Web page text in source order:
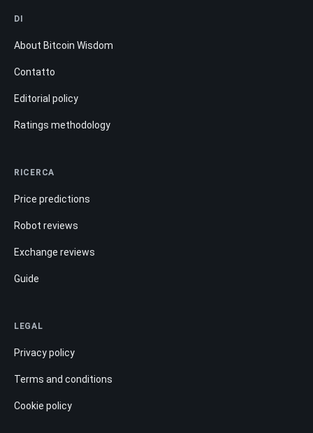
DI
About Bitcoin Wisdom
Contatto
Editorial policy
Ratings methodology
RICERCA
Price predictions
Robot reviews
Exchange reviews
Guide
LEGAL
Privacy policy
Terms and conditions
Cookie policy